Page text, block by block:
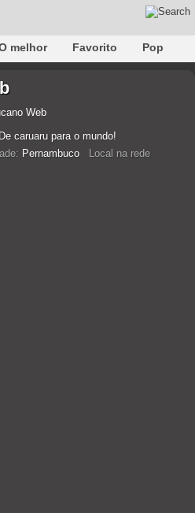
melhor Favorito
Pop
Web
caruaru para o mundo!
Pernambuco
Local na rede